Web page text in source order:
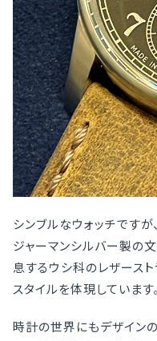
シンブルなウォッチです
ジャーマンシルバー製の
息するウシ科のレザース
スタイルを体現しています。
時計の世界にもデザイン